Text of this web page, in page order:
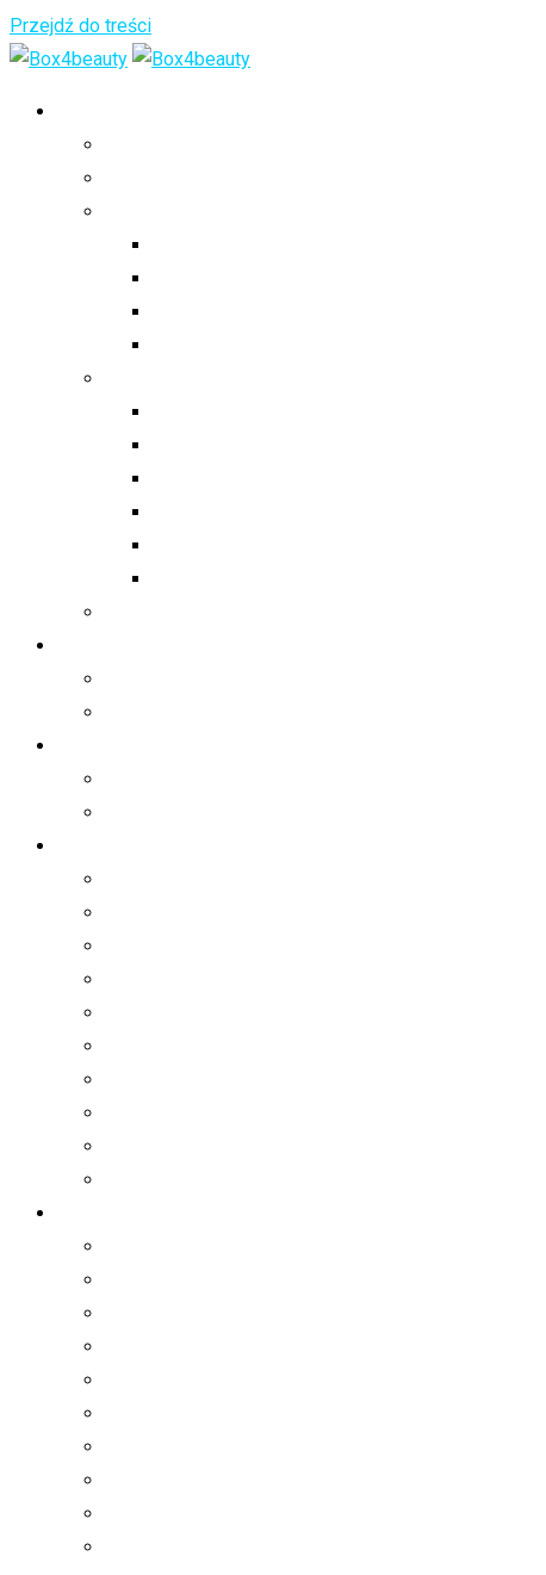
Przejdź do treści